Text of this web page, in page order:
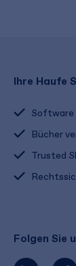
Ihre Haufe
Software
Bücher
Trusted
Folgen Sie